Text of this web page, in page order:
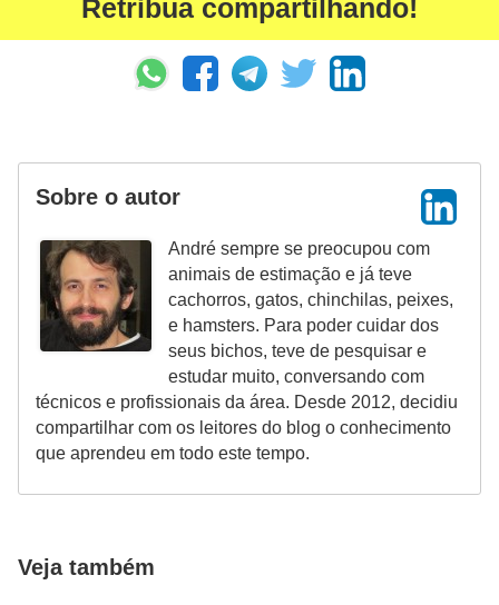
Retribua compartilhando!
Sobre o autor
André sempre se preocupou com
animais de estimação e já teve
cachorros, gatos, chinchilas, peixes,
e hamsters. Para poder cuidar dos
seus bichos, teve de pesquisar e
estudar muito, conversando com
técnicos e profissionais da área. Desde 2012, decidiu
compartilhar com os leitores do blog o conhecimento
que aprendeu em todo este tempo.
Veja também
ç
i
m
e
n
a
ç
R